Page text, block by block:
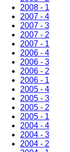
2008 - 1
2007 - 4
2007 - 3
2007 - 2
2007 - 1
2006 - 4
2006 - 3
2006 - 2
2006 - 1
2005 - 4
2005 - 3
2005 - 2
2005 - 1
2004 - 4
2004 - 3
2004 - 2